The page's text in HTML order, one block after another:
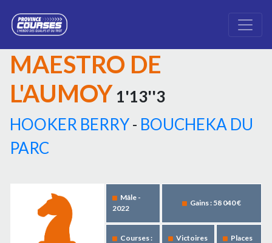
MAESTRO DE
L'AUMOY 1'13''3
HOOKER BERRY- BOUCHEKA DU
PARC
Mâle -
2022
Gains : 58 040 €
Courses :
Victoires
Places